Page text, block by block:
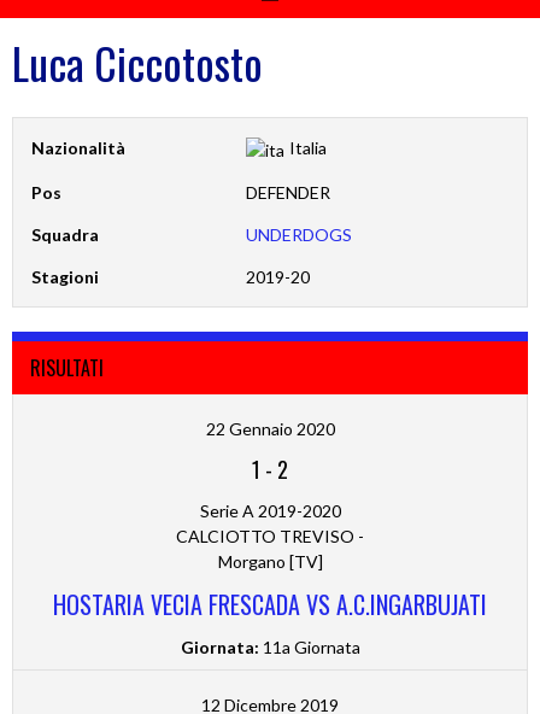
Luca Ciccotosto
Nazionalità Italia
Pos DEFENDER
Squadra UNDERDOGS
Stagioni 2019-20
RISULTATI
22 Gennaio 2020
1 - 2
Serie A 2019-2020
CALCIOTTO TREVISO -
Morgano [TV]
HOSTARIA VECIA FRESCADA VS A.C.INGARBUJATI
Giornata: 11a Giornata
12 Dicembre 2019